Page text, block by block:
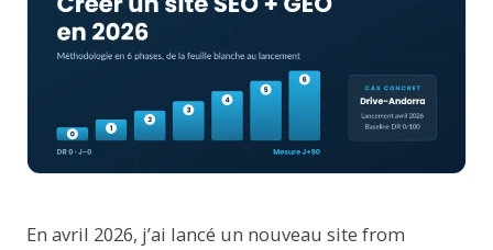
En avril 2026, j’ai lancé un nouveau site from